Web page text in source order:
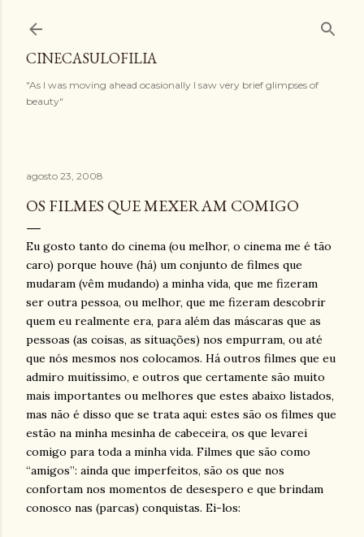
CINECASULOFILIA
"As I was moving ahead ocasionally I saw very brief glimpses of
beauty"
agosto 23, 2008
OS FILMES QUE MEXERAM COMIGO
Eu gosto tanto do cinema (ou melhor, o cinema me é tão
caro) porque houve (há) um conjunto de filmes que
mudaram (vêm mudando) a minha vida, que me fizeram
ser outra pessoa, ou melhor, que me fizeram descobrir
quem eu realmente era, para além das máscaras que as
pessoas (as coisas, as situações) nos empurram, ou até
que nós mesmos nos colocamos. Há outros filmes que eu
admiro muitíssimo, e outros que certamente são muito
mais importantes ou melhores que estes abaixo listados,
mas não é disso que se trata aqui: estes são os filmes que
estão na minha mesinha de cabeceira, os que levarei
comigo para toda a minha vida. Filmes que são como
“amigos”: ainda que imperfeitos, são os que nos
confortam nos momentos de desespero e que brindam
conosco nas (parcas) conquistas. Ei-los: